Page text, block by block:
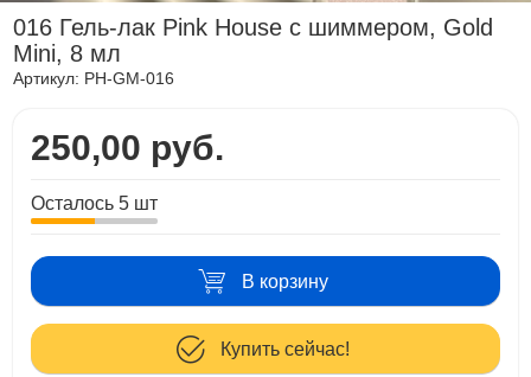
016 Гель-лак Pink House с шиммером, Gold
Mini, 8 мл
Артикул: PH-GM-016
250,00 руб.
Осталось 5 шт
В корзину
Купить сейчас!